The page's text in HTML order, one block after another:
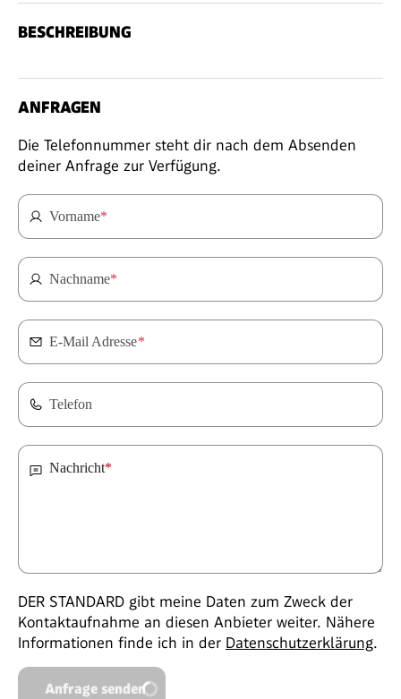
BESCHREIBUNG
ANFRAGEN
Die Telefonnummer steht dir nach dem Absenden
deiner Anfrage zur Verfügung.
Vorname*
Nachname*
E-Mail Adresse*
Telefon
Nachricht*
DER STANDARD gibt meine Daten zum Zweck der
Kontaktaufnahme an diesen Anbieter weiter. Nähere
Informationen finde ich in der Datenschutzerklärung.
Anfrage senden